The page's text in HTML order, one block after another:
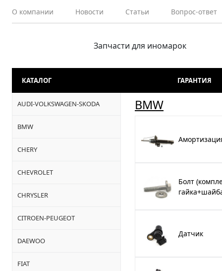
О компании Новости Статьи Вопрос-ответ
Запчасти для иномарок
КАТАЛОГ ГАРАНТИЯ
AUDI-VOLKSWAGEN-SKODA
BMW
CHERY
CHEVROLET
CHRYSLER
CITROEN-PEUGEOT
DAEWOO
FIAT
BMW
Болт
Датчик